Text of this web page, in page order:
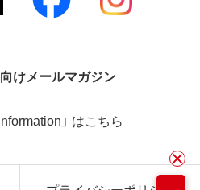
けメールマガジン
」 はこちら